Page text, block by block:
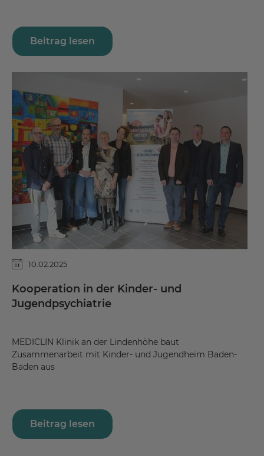
Beitrag lesen
10.02.2025
Kooperation in der Kinder- und
Jugendpsychiatrie
MEDICLIN Klinik an der Lindenhöhe baut
Zusammenarbeit mit Kinder- und Jugendheim Baden-
Baden aus
Beitrag lesen